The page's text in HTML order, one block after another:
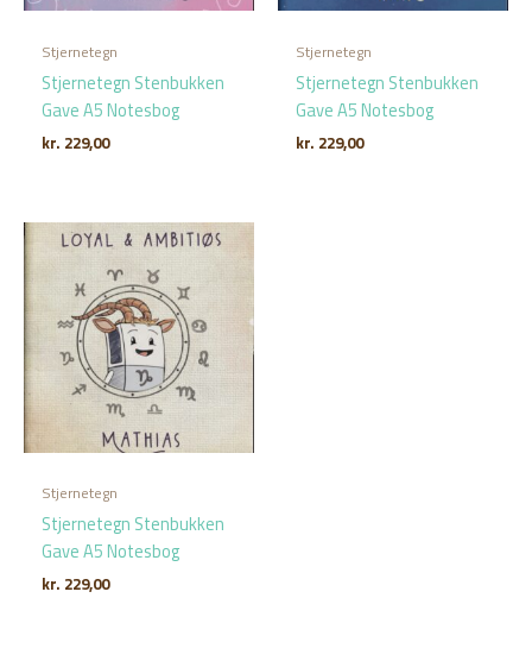
Stjernetegn
Stjernetegn Stenbukken
Gave A5 Notesbog
kr. 229,00
Stjernetegn
Stjernetegn Stenbukken
Gave A5 Notesbog
kr. 229,00
Stjernetegn
Stjernetegn Stenbukken
Gave A5 Notesbog
kr. 229,00